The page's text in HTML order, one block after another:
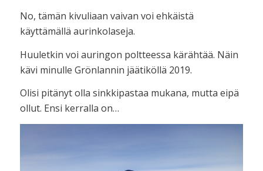
No, tämän kivuliaan vaivan voi ehkäistä
käyttämällä aurinkolaseja.
Huuletkin voi auringon poltteessa kärähtää. Näin
kävi minulle Grönlannin jäätiköllä 2019.
Olisi pitänyt olla sinkkipastaa mukana, mutta eipä
ollut. Ensi kerralla on…